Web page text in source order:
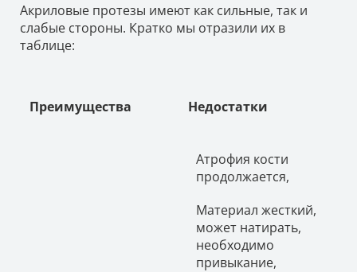
Акриловые протезы имеют как сильные, так и
слабые стороны. Кратко мы отразили их в
таблице:
Преимущества Недостатки
Атрофия кости
продолжается,
Материал жесткий,
может натирать,
необходимо
привыкание,